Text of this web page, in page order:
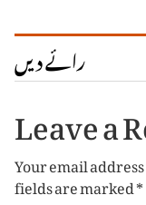
رائے دیں
Leave a
Your email
fields are marked*